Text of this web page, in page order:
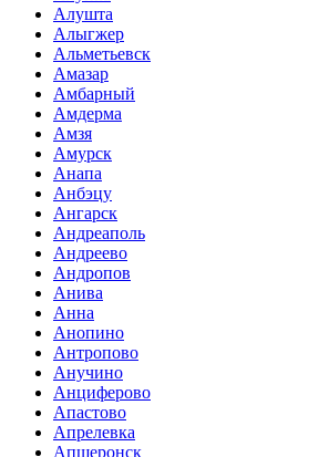
Алушта
Алыгжер
Альметьевск
Амазар
Амбарный
Амдерма
Амзя
Амурск
Анапа
Анбэцу
Ангарск
Андреаполь
Андреево
Андропов
Анива
Анна
Анопино
Антропово
Анучино
Анциферово
Апастово
Апрелевка
Апшеронск